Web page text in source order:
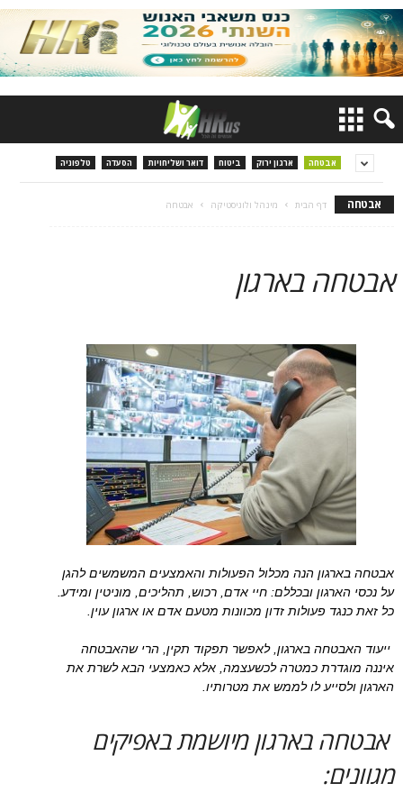
אבטחה ארגון ירוק ביטוח דואר ושליחויות הסעדה טלפוניה
אבטחה דף הבית מינהל ולוגיסטיקה אבטחה
אבטחה בארגון
אבטחה בארגון הנה מכלול הפעולות והאמצעים המשמשים להגן
על נכסי הארגון ובכללם: חיי אדם, רכוש, תהליכים, מוניטין ומידע.
כל זאת כנגד פעולות זדון מכוונות מטעם אדם או ארגון עוין.
ייעוד האבטחה בארגון, לאפשר תפקוד תקין, הרי שהאבטחה
איננה מוגדרת כמטרה לכשעצמה, אלא כאמצעי הבא לשרת את
הארגון ולסייע לו לממש את מטרותיו.
אבטחה בארגון מיושמת באפיקים
מגוונים: